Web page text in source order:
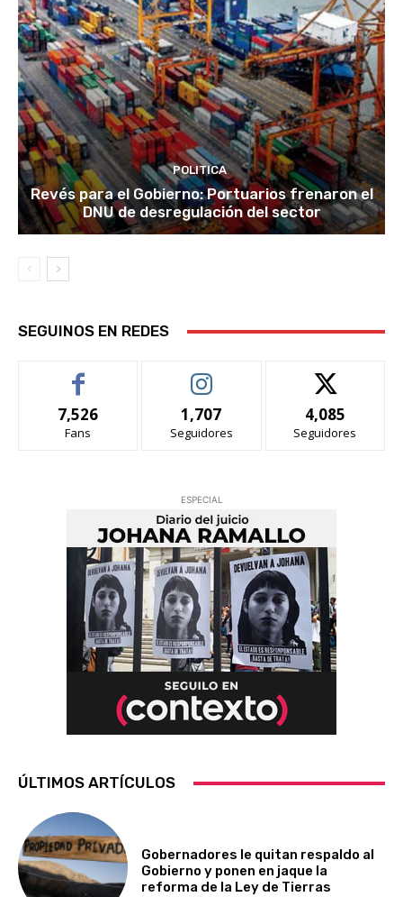
POLITICA
Revés para el Gobierno: Portuarios frenaron el
DNU de desregulación del sector
SEGUINOS EN REDES
7,526
Fans
1,707
Seguidores
4,085
Seguidores
ESPECIAL
ÚLTIMOS ARTÍCULOS
Gobernadores le quitan respaldo al
Gobierno y ponen en jaque la
reforma de la Ley de Tierras